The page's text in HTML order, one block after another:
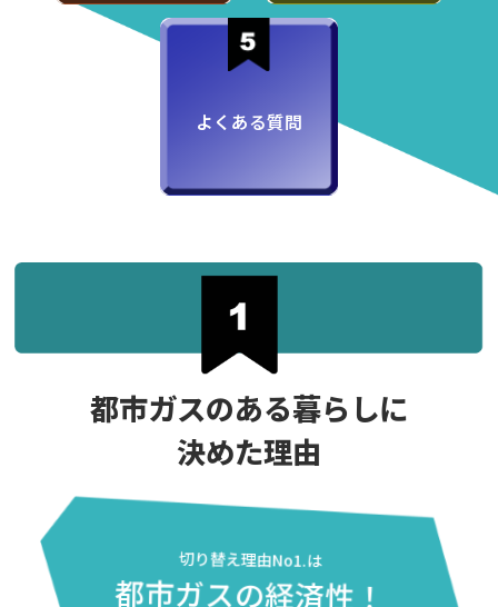
よくある質問
都市ガスのある暮らしに
決めた理由
切り替え理由No1.は
都市ガスの経済性！